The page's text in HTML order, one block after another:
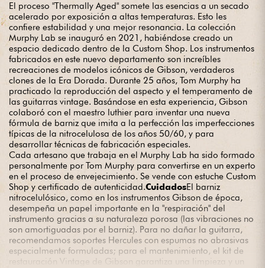
El proceso "Thermally Aged" somete las esencias a un secado
acelerado por exposición a altas temperaturas. Esto les
confiere estabilidad y una mejor resonancia. La colección
Murphy Lab se inauguró en 2021, habiéndose creado un
espacio dedicado dentro de la Custom Shop. Los instrumentos
fabricados en este nuevo departamento son increíbles
recreaciones de modelos icónicos de Gibson, verdaderos
clones de la Era Dorada. Durante 25 años, Tom Murphy ha
practicado la reproducción del aspecto y el temperamento de
las guitarras vintage. Basándose en esta experiencia, Gibson
colaboró con el maestro luthier para inventar una nueva
fórmula de barniz que imita a la perfección las imperfecciones
típicas de la nitrocelulosa de los años 50/60, y para
desarrollar técnicas de fabricación especiales.
Cada artesano que trabaja en el Murphy Lab ha sido formado
personalmente por Tom Murphy para convertirse en un experto
en el proceso de envejecimiento. Se vende con estuche Custom
Shop y certificado de autenticidad.CuidadosEl barniz
nitrocelulósico, como en los instrumentos Gibson de época,
desempeña un papel importante en la "respiración" del
instrumento gracias a su naturaleza porosa (las vibraciones no
son amortiguadas por el barniz). Para no dañar la guitarra,
recomendamos soportes Hercules con espumas no abrasivas
especialmente formuladas; para el mantenimiento, el kit de
restauración Vintage de Gibson garantiza una limpieza y un